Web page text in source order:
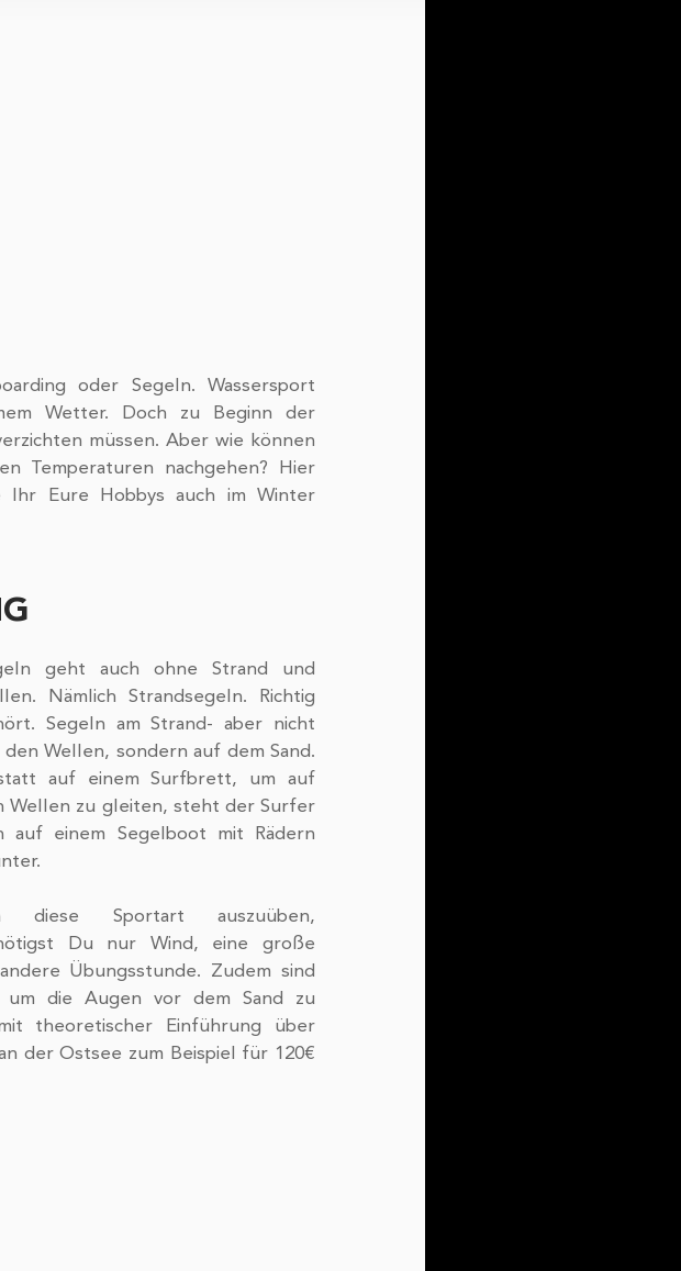
oder Segeln. Wassersport
Wetter. Doch zu Beginn der
müssen. Aber wie können
Temperaturen nachgehen? Hier
Ihr Eure Hobbys auch im Winter
geht auch ohne Strand und
Nämlich Strandsegeln. Richtig
Segeln am Strand- aber nicht
den Wellen, sondern auf dem Sand.
auf einem Surfbrett, um auf
Wellen zu gleiten, steht der Surfer
auf einem Segelboot mit Rädern
diese Sportart auszuüben,
Du nur Wind, eine große
Übungsstunde. Zudem sind
um die Augen vor dem Sand zu
theoretischer Einführung über
der Ostsee zum Beispiel für 120€